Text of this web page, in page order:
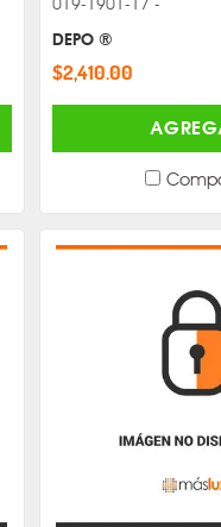
DEPO ®
$2,410.00